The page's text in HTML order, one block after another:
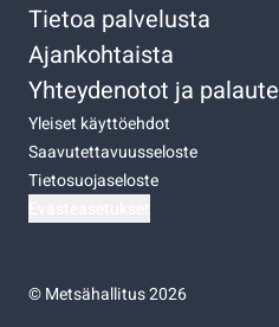
Tietoa palvelusta
Ajankohtaista
Yhteydenotot ja palaute
Yleiset käyttöehdot
Saavutettavuusseloste
Tietosuojaseloste
©Metsähallitus 2026